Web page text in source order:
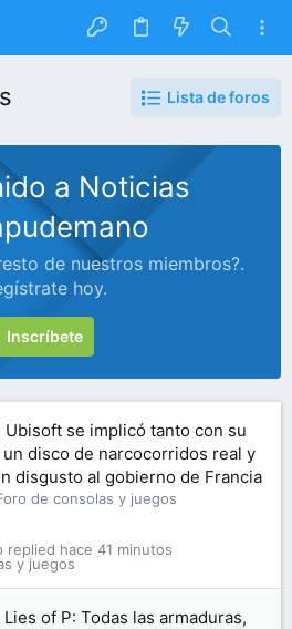
Lista de foros
a Noticias
de nuestros miembros?.
hoy.
Inscríbete
Ubisoft se implicó tanto con su
disco de narcocorridos real y
disgusto al gobierno de Francia
de consolas y juegos
y juegos
hace 41 minutos
Lies of P: Todas las armaduras,